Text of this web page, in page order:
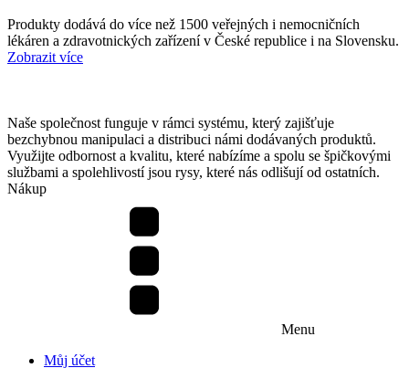
Produkty dodává do více než 1500 veřejných i nemocničních
lékáren a zdravotnických zařízení v České republice i na Slovensku.
Zobrazit více
Naše společnost funguje v rámci systému, který zajišťuje
bezchybnou manipulaci a distribuci námi dodávaných produktů.
Využijte odbornost a kvalitu, které nabízíme a spolu se špičkovými
službami a spolehlivostí jsou rysy, které nás odlišují od ostatních.
Nákup
Menu
Můj účet